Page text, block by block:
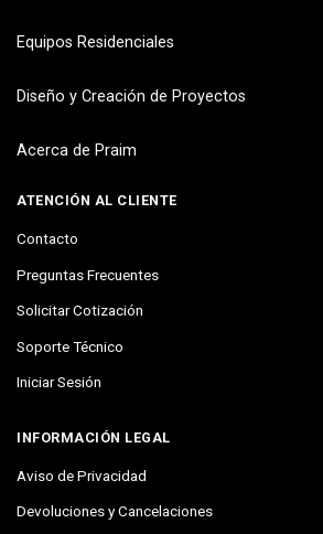
Equipos Residenciales
Diseño y Creación de Proyectos
Acerca de Praim
ATENCIÓN AL CLIENTE
Contacto
Preguntas Frecuentes
Solicitar Cotización
Soporte Técnico
Iniciar Sesión
INFORMACIÓN LEGAL
Aviso de Privacidad
Devoluciones y Cancelaciones